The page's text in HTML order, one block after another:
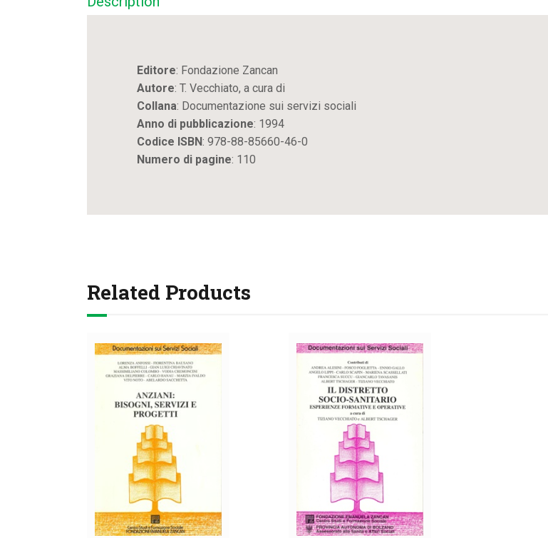
Editore: Fondazione Zancan
Autore: T. Vecchiato, a cura di
Collana: Documentazione sui servizi sociali
Anno di pubblicazione: 1994
Codice ISBN: 978-88-85660-46-0
Numero di pagine: 110
Related Products